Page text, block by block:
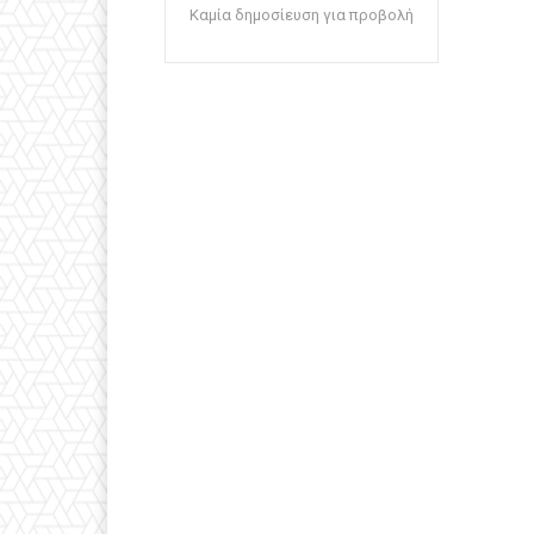
Καμία δημοσίευση για προβολή